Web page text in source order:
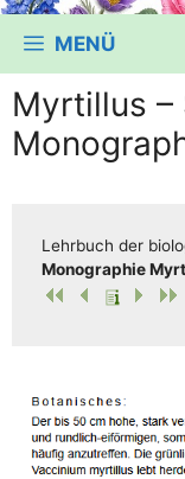
MENÜ
Myrtillus –
Lehr­buch der
Mono­gra­phie